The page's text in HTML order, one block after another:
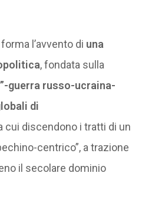
l’avvento di una
, fondata sulla
guerra russo-ucraina-
di
cui discendono i tratti di un
centrico”, a trazione
il secolare dominio